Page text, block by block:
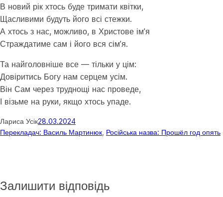
В новий рік хтось буде тримати квітки,
Щасливими будуть його всі стежки.
А хтось з нас, можливо, в Христове ім’я
Страждатиме сам і його вся сім’я.
Та найголовніше все — тільки у цім:
Довіритись Богу нам серцем усім.
Він Сам через труднощі нас проведе,
І візьме на руки, якщо хтось упаде.
Лариса Усік28.03.2024
Перекладач: Василь Мартинюк Російська назва: Прошёл год опять
Залишити відповідь